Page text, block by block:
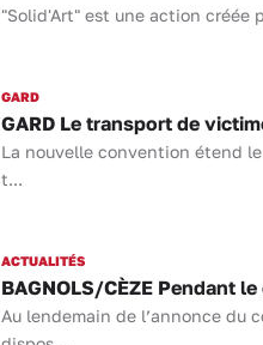
"Solid'Art" est une action créée
GARD
GARD Le transport de
La nouvelle convention étend
t...
ACTUALITÉS
BAGNOLS/CÈZE Pendant
Au lendemain de l’annonce du